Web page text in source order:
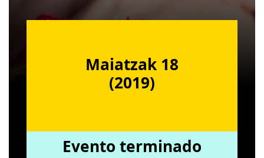
Maiatzak 18
(2019)
Evento terminado